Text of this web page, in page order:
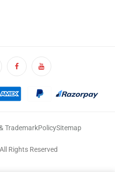
TrademarkPolicySitemap
Rights Reserved